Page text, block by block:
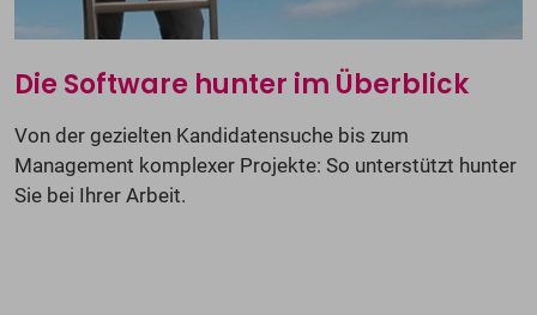
Die Software hunter im Überblick
Von der gezielten Kandidatensuche bis zum
Management komplexer Projekte: So unterstützt hunter
Sie bei Ihrer Arbeit.